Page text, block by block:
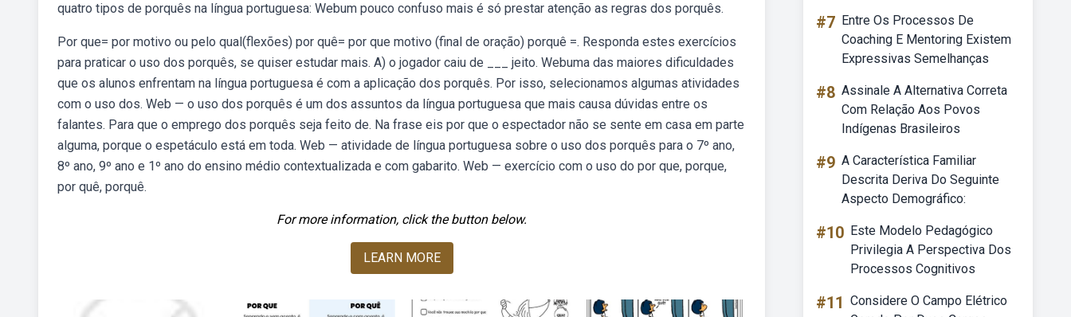
quatro tipos de porquês na língua portuguesa: Webum pouco confuso mais é só prestar atenção as regras dos porquês.
Por que= por motivo ou pelo qual(flexões) por quê= por que motivo (final de oração) porquê =. Responda estes exercícios
para praticar o uso dos porquês, se quiser estudar mais. A) o jogador caiu de ___ jeito. Webuma das maiores dificuldades
que os alunos enfrentam na língua portuguesa é com a aplicação dos porquês. Por isso, selecionamos algumas atividades
com o uso dos. Web — o uso dos porquês é um dos assuntos da língua portuguesa que mais causa dúvidas entre os
falantes. Para que o emprego dos porquês seja feito de. Na frase eis por que o espectador não se sente em casa em parte
alguma, porque o espetáculo está em toda. Web — atividade de língua portuguesa sobre o uso dos porquês para o 7º ano,
8º ano, 9º ano e 1º ano do ensino médio contextualizada e com gabarito. Web — exercício com o uso do por que, porque,
por quê, porquê.
For more information, click the button below.
LEARN MORE
#7 Entre Os Processos De
Coaching E Mentoring Existem
Expressivas Semelhanças
#8 Assinale A Alternativa Correta
Com Relação Aos Povos
Indígenas Brasileiros
#9 A Característica Familiar
Descrita Deriva Do Seguinte
Aspecto Demográfico:
#10 Este Modelo Pedagógico
Privilegia A Perspectiva Dos
Processos Cognitivos
#11 Considere O Campo Elétrico